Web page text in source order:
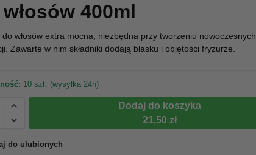
400ml
do włosów extra mocna, niezbędna przy tworzeniu nowoczesnych
Zawarte w nim składniki dodają blasku i objętości fryzurze.
10 szt. (wysyłka 24h)
Dodaj do koszyka
21,50 zł
do ulubionych